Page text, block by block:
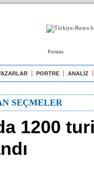
Реклама
PORTRE ANALİZ
SEÇMELER
1200